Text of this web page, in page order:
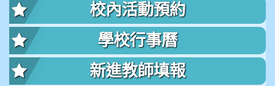
校內活動預約
學校行事曆
新進教師填報